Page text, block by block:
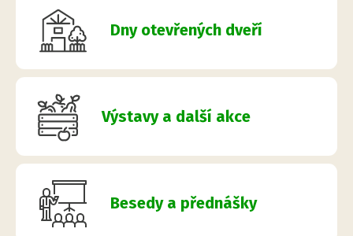
Dny otevřených dveří
Výstavy a další akce
Besedy a přednášky